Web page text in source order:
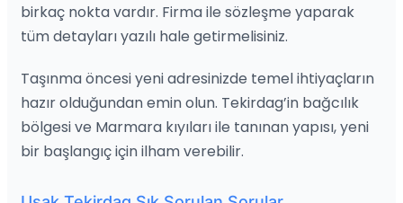
birkaç nokta vardır. Firma ile sözleşme yaparak
tüm detayları yazılı hale getirmelisiniz.
Taşınma öncesi yeni adresinizde temel ihtiyaçların
hazır olduğundan emin olun. Tekirdag’in bağcılık
bölgesi ve Marmara kıyıları ile tanınan yapısı, yeni
bir başlangıç için ilham verebilir.